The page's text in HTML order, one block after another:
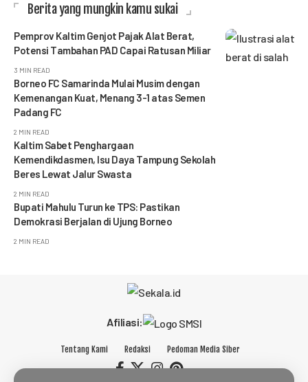
Berita yang mungkin kamu sukai
Pemprov Kaltim Genjot Pajak Alat Berat,
Potensi Tambahan PAD Capai Ratusan Miliar
3 MIN READ
Borneo FC Samarinda Mulai Musim dengan
Kemenangan Kuat, Menang 3-1 atas Semen
Padang FC
2 MIN READ
Kaltim Sabet Penghargaan
Kemendikdasmen, Isu Daya Tampung Sekolah
Beres Lewat Jalur Swasta
2 MIN READ
Bupati Mahulu Turun ke TPS: Pastikan
Demokrasi Berjalan di Ujung Borneo
2 MIN READ
Afiliasi:
Tentang Kami Redaksi Pedoman Media Siber